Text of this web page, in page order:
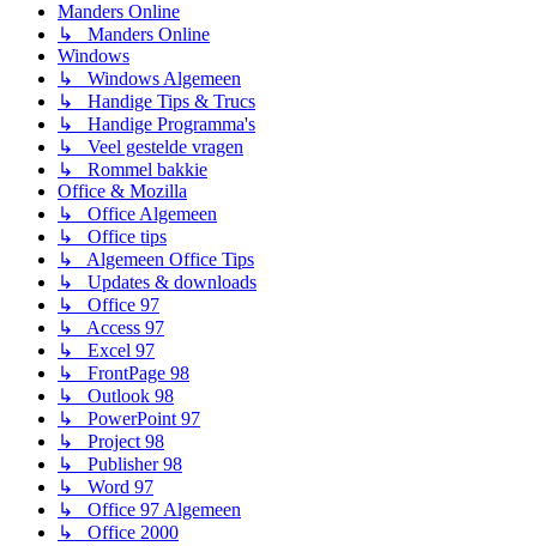
Manders Online
↳ Manders Online
Windows
↳ Windows Algemeen
↳ Handige Tips & Trucs
↳ Handige Programma's
↳ Veel gestelde vragen
↳ Rommel bakkie
Office & Mozilla
↳ Office Algemeen
↳ Office tips
↳ Algemeen Office Tips
↳ Updates & downloads
↳ Office 97
↳ Access 97
↳ Excel 97
↳ FrontPage 98
↳ Outlook 98
↳ PowerPoint 97
↳ Project 98
↳ Publisher 98
↳ Word 97
↳ Office 97 Algemeen
↳ Office 2000